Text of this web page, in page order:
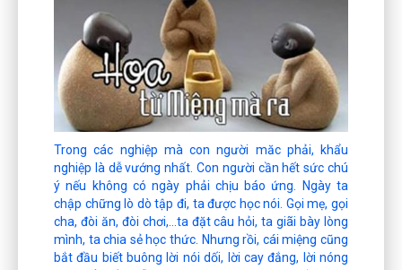
Trong các nghiệp mà con người măc phải, khẩu
nghiệp là dễ vướng nhất. Con người cần hết sức chú
ý nếu không có ngày phải chịu báo ứng. Ngày ta
chập chững lò dò tập đi, ta được học nói. Gọi mẹ, gọi
cha, đòi ăn, đòi chơi,…ta đặt câu hỏi, ta giãi bày lòng
mình, ta chia sẻ học thức. Nhưng rồi, cái miệng cũng
bắt đầu biết buông lời nói dối, lời cay đắng, lời nóng